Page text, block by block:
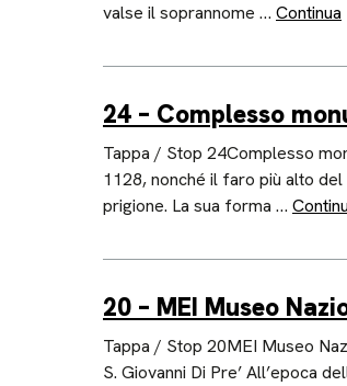
valse il soprannome … Continua
24 – Complesso
Tappa / Stop 24Complesso
1128, nonché il faro più alto
prigione. La sua forma …
20 – MEI Museo
Tappa / Stop 20MEI Museo
S. Giovanni Di Pre’ All’epoca